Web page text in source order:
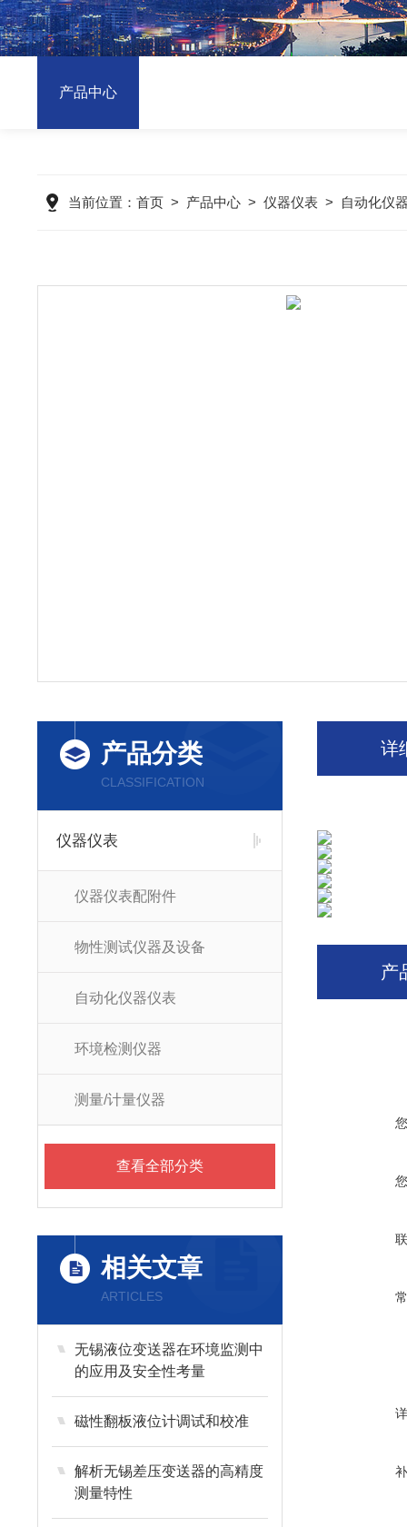
产品中心
当前位置： 首页> 产品中心> 仪器仪表> 自动化仪
产品分类
CLASSIFICATION
仪器仪表
仪器仪表配附件
物性测试仪器及设备
自动化仪器仪表
环境检测仪器
测量/计量仪器
查看全部分类
相关文章
ARTICLES
无锡液位变送器在环境监测中
的应用及安全性考量
磁性翻板液位计调试和校准
解析无锡差压变送器的高精度
测量特性
详
产